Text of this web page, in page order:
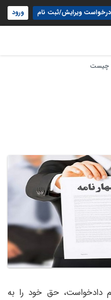
درخواست ویرایش/ثبت نام ورود
چیست
دادخواست، حق خود را به